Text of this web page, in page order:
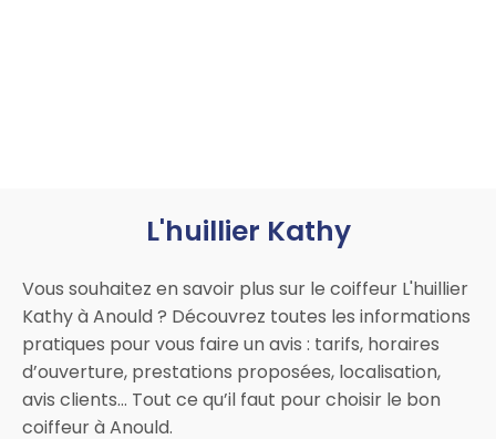
L'huillier Kathy
Vous souhaitez en savoir plus sur le coiffeur L'huillier
Kathy à Anould ? Découvrez toutes les informations
pratiques pour vous faire un avis : tarifs, horaires
d’ouverture, prestations proposées, localisation,
avis clients… Tout ce qu’il faut pour choisir le bon
coiffeur à Anould.